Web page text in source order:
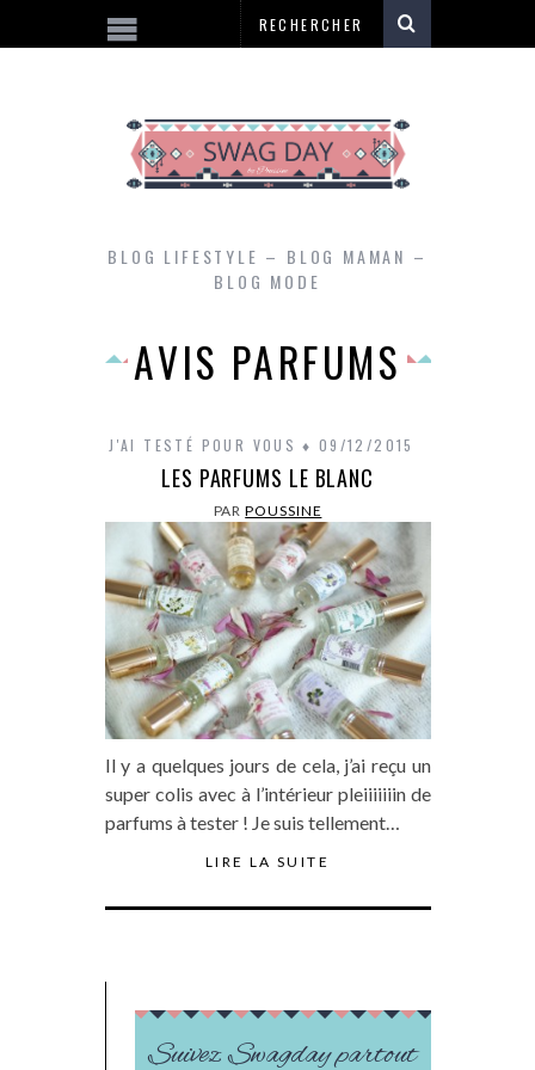
BLOG LIFESTYLE – BLOG MAMAN –
BLOG MODE
AVIS PARFUMS
J'AI TESTÉ POUR VOUS 09/12/2015
LES PARFUMS LE BLANC
PARPOUSSINE
Il y a quelques jours de cela, j’ai reçu un
super colis avec à l’intérieur pleiiiiiiin de
parfums à tester ! Je suis tellement…
LIRE LA SUITE
Suivez Swagday partout